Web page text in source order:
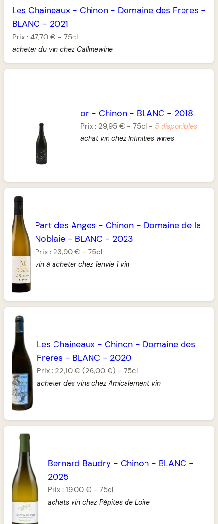
Les Chaineaux - Chinon - Domaine des Freres -
BLANC - 2021
Prix : 47,70 € - 75cl
acheter du vin chez Callmewine
or - Chinon - BLANC - 2018
Prix : 29,95 € - 75cl - 5 disponibles
achat vin chez Infinities wines
Part des Anges - Chinon - Domaine de la
Noblaie - BLANC - 2023
Prix : 23,90 € -75cl
vin à acheter chez 1envie 1 vin
Les Chaineaux - Chinon - Domaine des
Freres - BLANC - 2020
Prix : 22,10 € (26,00 €) -75cl
acheter des vins chez Amicalement vin
Bernard Baudry- Chinon- BLANC -
2025
Prix : 19,00 € - 75cl
achats vin chez Pépites de Loire